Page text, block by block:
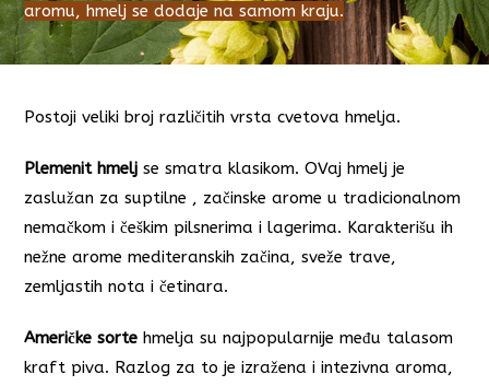
aromu, hmelj se dodaje na samom kraju.
Postoji veliki broj različitih vrsta cvetova hmelja.
Plemenit hmelj se smatra klasikom. OVaj hmelj je
zaslužan za suptilne , začinske arome u tradicionalnom
nemačkom i češkim pilsnerima i lagerima. Karakterišu ih
nežne arome mediteranskih začina, sveže trave,
zemljastih nota i četinara.
Američke sorte hmelja su najpopularnije među talasom
kraft piva. Razlog za to je izražena i intezivna aroma,